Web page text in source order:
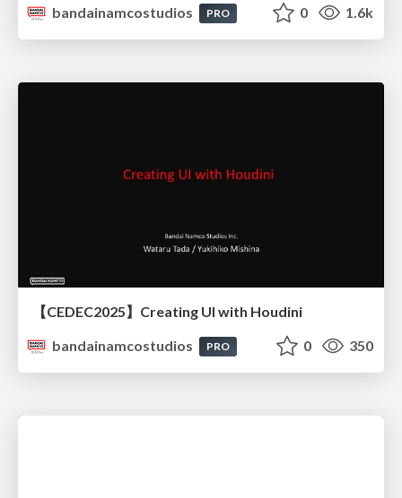
bandainamcostudios PRO 0 1.6k
【CEDEC2025】Creating UI with Houdini
bandainamcostudios
PRO 0 350